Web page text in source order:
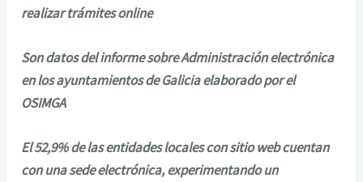
realizar trámites online
Son datos del informe sobre Administración electrónica
en los ayuntamientos de Galicia elaborado por el
OSIMGA
El 52,9% de las entidades locales con sitio web cuentan
con una sede electrónica, experimentando un